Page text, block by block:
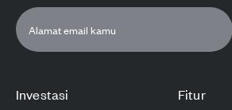
Investasi Fitur